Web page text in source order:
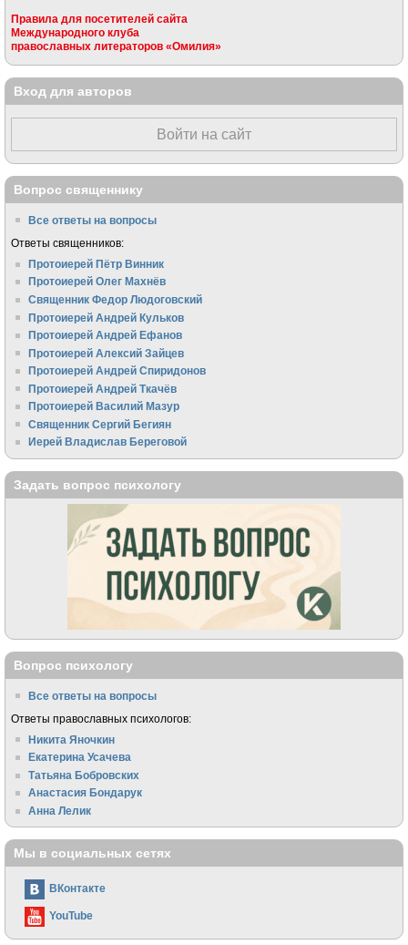
Правила для посетителей сайта
Международного клуба
православных литераторов «Омилия»
Вход для авторов
Войти на сайт
Вопрос священнику
Все ответы на вопросы
Ответы священников:
Протоиерей Пётр Винник
Протоиерей Олег Махнёв
Священник Федор Людоговский
Протоиерей Андрей Кульков
Протоиерей Андрей Ефанов
Протоиерей Алексий Зайцев
Протоиерей Андрей Спиридонов
Протоиерей Андрей Ткачёв
Протоиерей Василий Мазур
Священник Сергий Бегиян
Иерей Владислав Береговой
Задать вопрос психологу
Вопрос психологу
Все ответы на вопросы
Ответы православных психологов:
Никита Яночкин
Екатерина Усачева
Татьяна Бобровских
Анастасия Бондарук
Анна Лелик
Мы в социальных сетях
ВКонтакте
YouTube